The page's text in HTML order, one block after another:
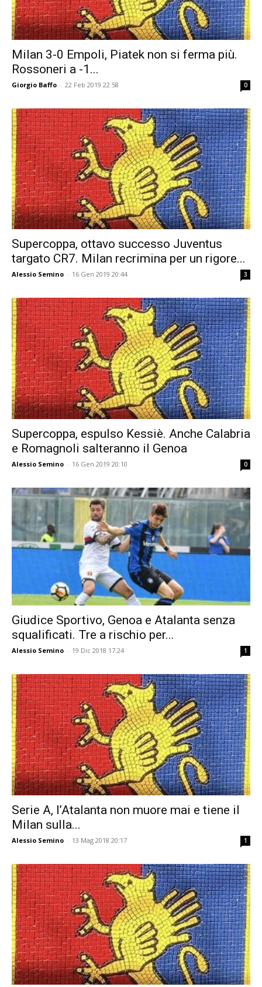
Milan 3-0 Empoli, Piatek non si ferma più.
Rossoneri a -1...
Giorgio Baffo - 22 Feb 2019 22:58 0
Supercoppa, ottavo successo Juventus
targato CR7. Milan recrimina per un rigore...
Alessio Semino - 16 Gen 2019 20:44 3
Supercoppa, espulso Kessiè. Anche Calabria
e Romagnoli salteranno il Genoa
Alessio Semino - 16 Gen 2019 20:10 0
Giudice Sportivo, Genoa e Atalanta senza
squalificati. Tre a rischio per...
Alessio Semino - 19 Dic 2018 17:24 1
Serie A, l’Atalanta non muore mai e tiene il
Milan sulla...
Alessio Semino - 13 Mag 2018 20:17 1